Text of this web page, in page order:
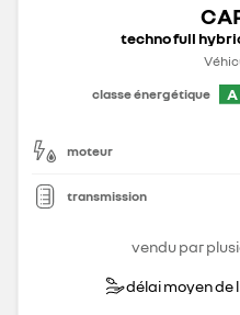
techno full
classe énergétique
A
moteur
transmission
vendu par
délai moyen de